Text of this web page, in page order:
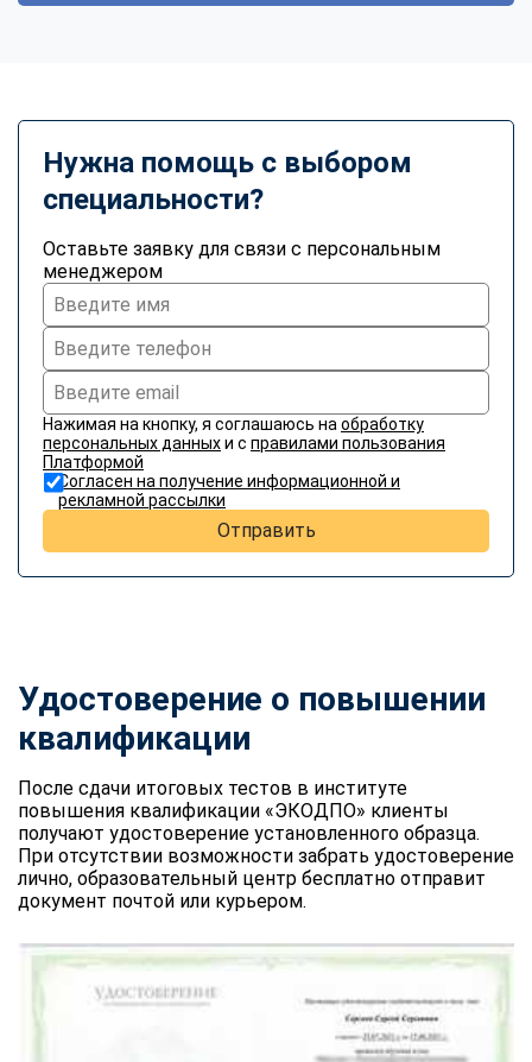
Нужна помощь с выбором
специальности?
Оставьте заявку для связи с персональным
менеджером
Нажимая на кнопку, я соглашаюсь на обработку
персональных данныхи с правилами пользования
Платформой
Согласен на получение информационной и
рекламной рассылки
Отправить
Удостоверение о повышении
квалификации
После сдачи итоговых тестов в институте
повышения квалификации «ЭКОДПО» клиенты
получают удостоверение установленного образца.
При отсутствии возможности забрать удостоверение
лично, образовательный центр бесплатно отправит
документ почтой или курьером.